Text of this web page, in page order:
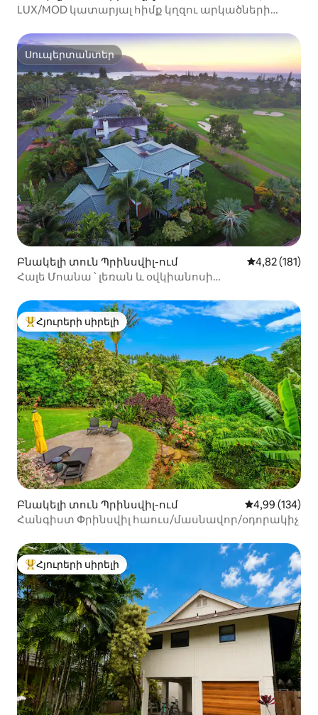
LUX/MOD կատարյալ հիմք կղզու արկածների
Սուպերտանտեր
Սուպերտանտեր
Բնակելի տուն Պրինսվիլ-ում Միջին
4,82 (181)
Հալե Մոանա ՝ լեռան և օվկիանոսի
Հյուրերի սիրելի լավագույն տները
Հյուրերի սիրելի
Բնակելի տուն Պրինսվիլ-ում Միջին
4,99 (134)
Հանգիստ Փրինսվիլ հաուս/մասնավոր/օդորակիչ
Հյուրերի սիրելի լավագույն տները
Հյուրերի սիրելի